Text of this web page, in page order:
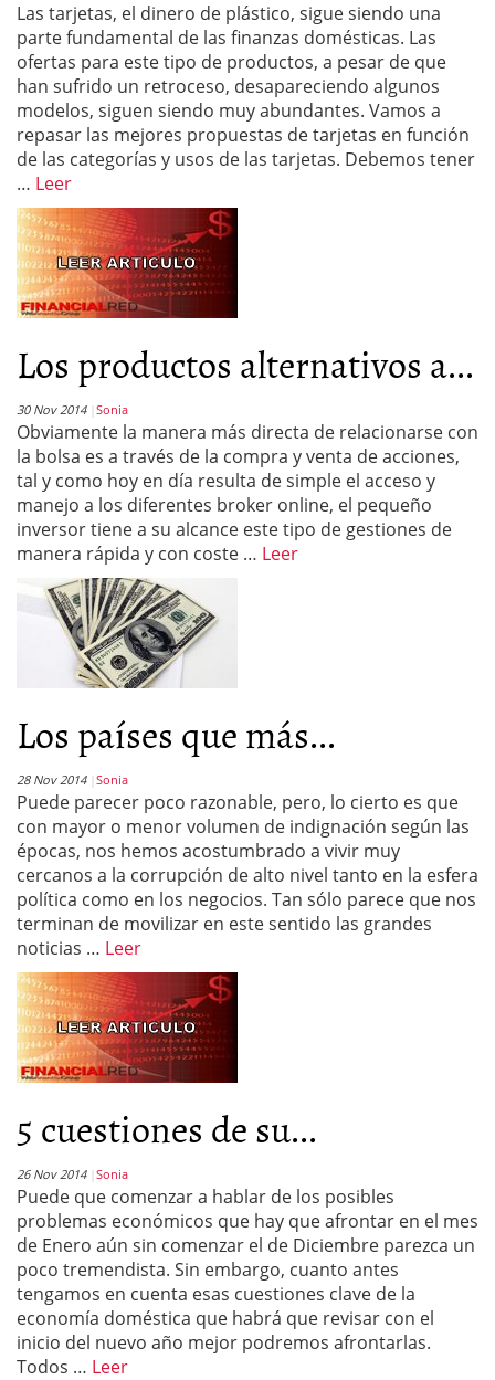
Las tarjetas, el dinero de plástico, sigue siendo una
parte fundamental de las finanzas domésticas. Las
ofertas para este tipo de productos, a pesar de que
han sufrido un retroceso, desapareciendo algunos
modelos, siguen siendo muy abundantes. Vamos a
repasar las mejores propuestas de tarjetas en función
de las categorías y usos de las tarjetas. Debemos tener
… Leer
Los productos alternativos a...
30 Nov 2014 Sonia
Obviamente la manera más directa de relacionarse con
la bolsa es a través de la compra y venta de acciones,
tal y como hoy en día resulta de simple el acceso y
manejo a los diferentes broker online, el pequeño
inversor tiene a su alcance este tipo de gestiones de
manera rápida y con coste … Leer
Los países que más...
28 Nov 2014 Sonia
Puede parecer poco razonable, pero, lo cierto es que
con mayor o menor volumen de indignación según las
épocas, nos hemos acostumbrado a vivir muy
cercanos a la corrupción de alto nivel tanto en la esfera
política como en los negocios. Tan sólo parece que nos
terminan de movilizar en este sentido las grandes
noticias … Leer
5 cuestiones de su...
26 Nov 2014 Sonia
Puede que comenzar a hablar de los posibles
problemas económicos que hay que afrontar en el mes
de Enero aún sin comenzar el de Diciembre parezca un
poco tremendista. Sin embargo, cuanto antes
tengamos en cuenta esas cuestiones clave de la
economía doméstica que habrá que revisar con el
inicio del nuevo año mejor podremos afrontarlas.
Todos … Leer